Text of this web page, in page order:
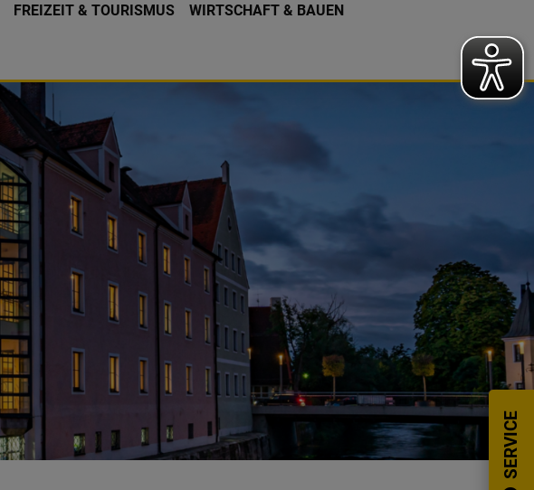
FREIZEIT & TOURISMUS WIRTSCHAFT & BAUEN
SERVICE